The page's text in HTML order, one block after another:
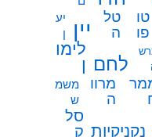
טו
פו
טל
ה
יין
יע
ן
לחם
לימו
ן
מרוו
ה
משמ
ש
נקניקיות
סל
ק